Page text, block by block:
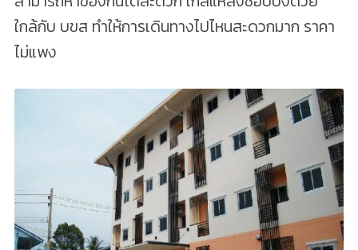
ใกล้กับ บขส ทำให้การเดินทางไปไหนสะดวกมาก ราคา
ไม่แพง